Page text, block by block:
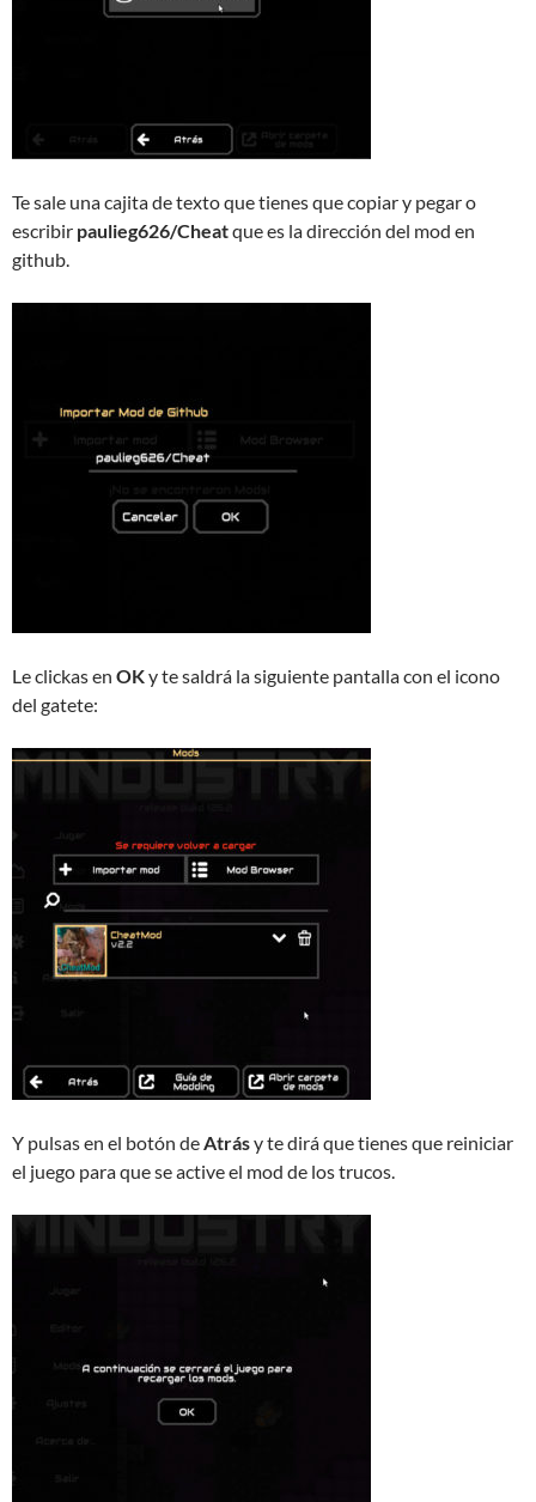
Te sale una cajita de texto que tienes que copiar y pegar o
escribir paulieg626/Cheatque es la dirección del mod en
github.
Le clickas en OKy te saldrá la siguiente pantalla con el icono
del gatete:
Y pulsas en el botón deAtrásy te dirá que tienes que reiniciar
el juego para que se active el mod de los trucos.